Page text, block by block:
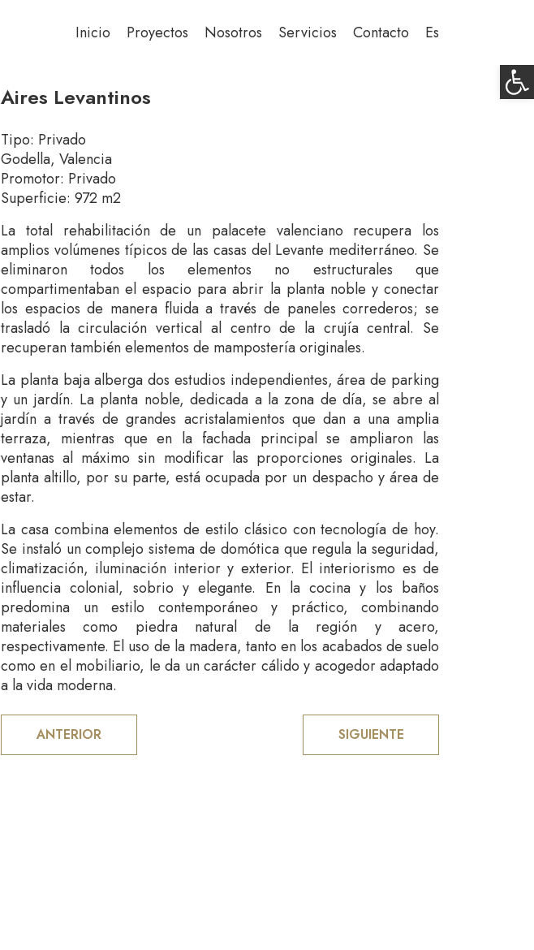
Inicio Proyectos Nosotros Servicios Contacto Es
Aires Levantinos
Tipo: Privado
Godella, Valencia
Promotor: Privado
Superficie: 972 m2
La total rehabilitación de un palacete valenciano recupera los
amplios volúmenes típicos de las casas del Levante mediterráneo. Se
eliminaron todos los elementos no estructurales que
compartimentaban el espacio para abrir la planta noble y conectar
los espacios de manera fluida a través de paneles correderos; se
trasladó la circulación vertical al centro de la crujía central. Se
recuperan también elementos de mampostería originales.
La planta baja alberga dos estudios independientes, área de parking
y un jardín. La planta noble, dedicada a la zona de día, se abre al
jardín a través de grandes acristalamientos que dan a una amplia
terraza, mientras que en la fachada principal se ampliaron las
ventanas al máximo sin modificar las proporciones originales. La
planta altillo, por su parte, está ocupada por un despacho y área de
estar.
La casa combina elementos de estilo clásico con tecnología de hoy.
Se instaló un complejo sistema de domótica que regula la seguridad,
climatización, iluminación interior y exterior. El interiorismo es de
influencia colonial, sobrio y elegante. En la cocina y los baños
predomina un estilo contemporáneo y práctico, combinando
materiales como piedra natural de la región y acero,
respectivamente. El uso de la madera, tanto en los acabados de suelo
como en el mobiliario, le da un carácter cálido y acogedor adaptado
a la vida moderna.
ANTERIOR SIGUIENTE